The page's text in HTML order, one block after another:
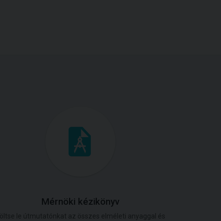
Mérnöki kézikönyv